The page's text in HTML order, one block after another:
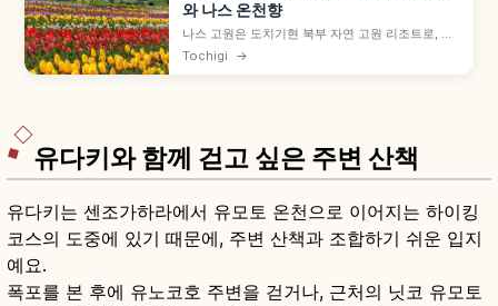
와 나스 온천향
나스 고원은 도치기현 북부 자연 고원 리조트로, 봄
철쭉·여름 피서·가을 단풍·겨울 설경 사계절 풍경을
즐길 수 있습니다. 차우스다케 활화산 해발 1,915m,
Tochigi →
유다키와 함께 걷고 싶은 주변 산책
유다키는 센조가하라에서 유모토 온천으로 이어지는 하이킹
코스의 도중에 있기 때문에, 주변 산책과 조합하기 쉬운 입지
예요.
폭포를 본 후에 유노코호 주변을 걷거나, 근처의 닛코 유모토